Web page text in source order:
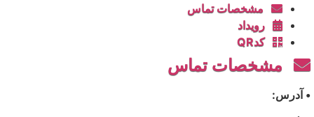
مشخصات تماس
رویداد
کدQR
مشخصات تماس
• آدرس: